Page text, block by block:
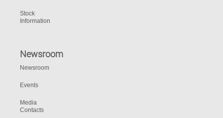
Stock
Information
Newsroom
Newsroom
Events
Media
Contacts